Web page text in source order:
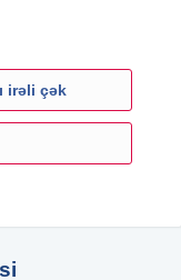
ehsan
cenaze masini,
Kiraye cadır,
Kiraye cadır,
stol-stul
cadir Vip ve
irəli çək